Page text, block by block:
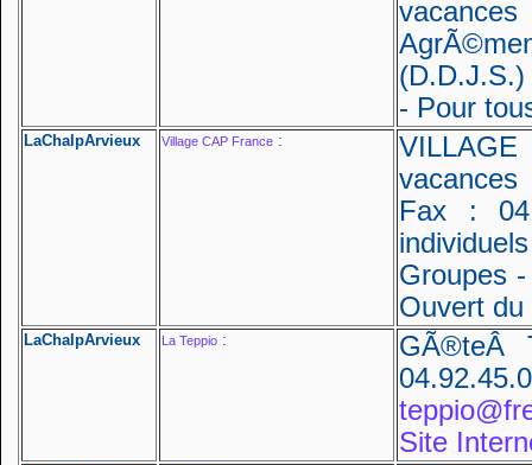
- Pour
LaChalpArvieux Village CAP France :
Fax :
Groupes
Ouvert
LaChalpArvieux La Teppio :
GÃ®teÂ
Site